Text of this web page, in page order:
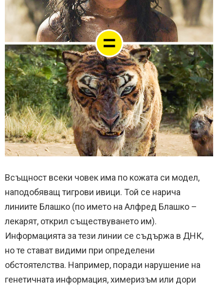
Всъщност всеки човек има по кожата си модел,
наподобяващ тигрови ивици. Той се нарича
линиите Блашко (по името на Алфред Блашко –
лекарят, открил съществуването им).
Информацията за тези линии се съдържа в ДНК,
но те стават видими при определени
обстоятелства. Например, поради нарушение на
генетичната информация, химеризъм или дори